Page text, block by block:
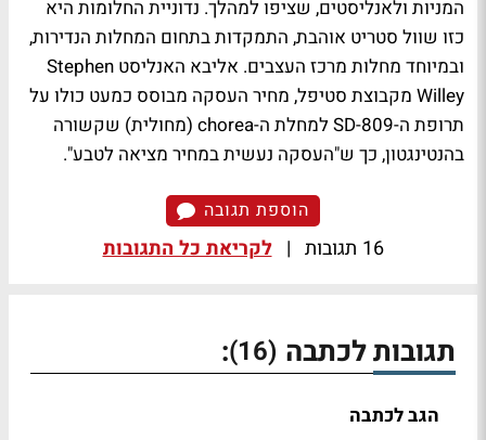
המניות ולאנליסטים, שציפו למהלך. נדוניית החלומות היא
כזו שוול סטריט אוהבת, התמקדות בתחום המחלות הנדירות,
ובמיוחד מחלות מרכז העצבים. אליבא האנליסט Stephen
Willey מקבוצת סטיפל, מחיר העסקה מבוסס כמעט כולו על
תרופת ה-SD-809 למחלת ה-chorea (מחולית) שקשורה
בהנטינגטון, כך ש"העסקה נעשית במחיר מציאה לטבע".
הוספת תגובה
16 תגובות | לקריאת כל התגובות
תגובות לכתבה (16)
:
הגב לכתבה